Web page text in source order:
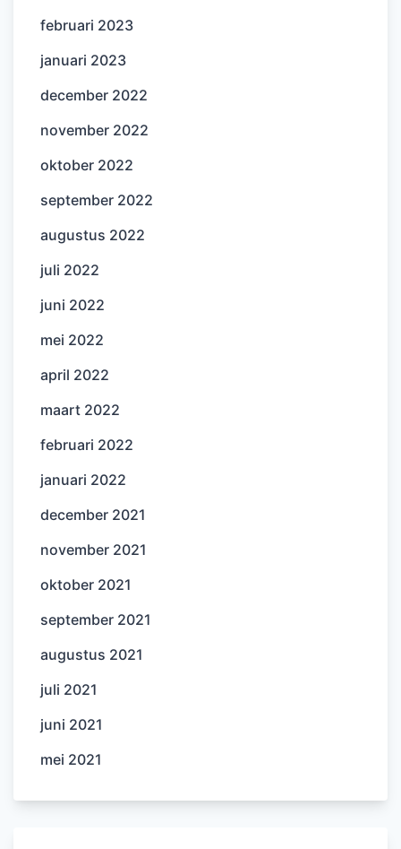
februari 2023
januari 2023
december 2022
november 2022
oktober 2022
september 2022
augustus 2022
juli 2022
juni 2022
mei 2022
april 2022
maart 2022
februari 2022
januari 2022
december 2021
november 2021
oktober 2021
september 2021
augustus 2021
juli 2021
juni 2021
mei 2021